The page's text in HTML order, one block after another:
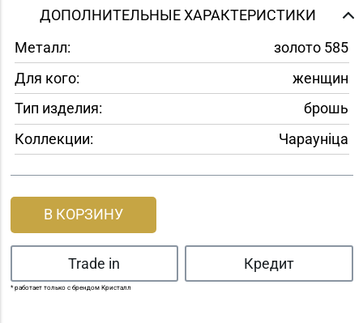
ДОПОЛНИТЕЛЬНЫЕ ХАРАКТЕРИСТИКИ
Металл:
золото 585
Для кого:
женщин
Тип изделия:
брошь
Коллекции:
Чараунiца
В КОРЗИНУ
Trade in Кредит
* работает только с брендом Кристалл